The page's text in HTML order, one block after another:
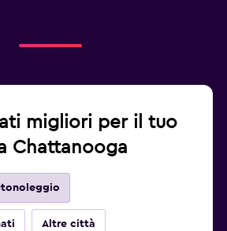
migliori per il tuo
Chattanooga
Altre città